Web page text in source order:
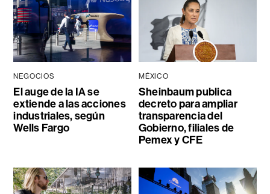
NEGOCIOS
El auge de la IA se
extiende a las acciones
industriales, según
Wells Fargo
MÉXICO
Sheinbaum publica
decreto para ampliar
transparencia del
Gobierno, filiales de
Pemex y CFE